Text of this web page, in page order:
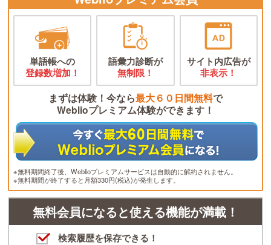
単語帳への
登録数増加！
語彙力診断が
無制限！
サイト内広告が
非表示！
まずは体験！今なら最大６０日間無料で
Weblioプレミアム体験ができます！
※無料期間終了後、Weblioプレミアムサービスは自動的に解約されません。
※無料期間が終了すると月額330円(税込)が発生します。
無料会員になると使える機能が満載！
検索履歴を保存できる！